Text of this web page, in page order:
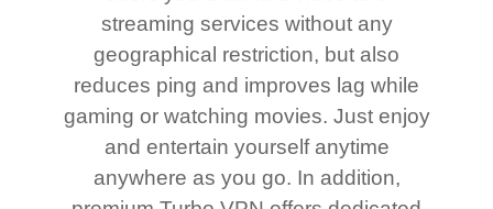
streaming services without any
geographical restriction, but also
reduces ping and improves lag while
gaming or watching movies. Just enjoy
and entertain yourself anytime
anywhere as you go. In addition,